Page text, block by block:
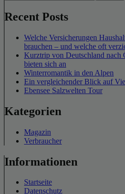
Recent Posts
Welche Versicherungen
brauchen – und welche oft
Kurztrip von Deutschland nach
bieten sich an
Winterromantik in den Alpen
Ein vergleichender Blick auf
Ebensee Salzwelten Tour
Kategorien
Magazin
Verbraucher
Informationen
Startseite
Datenschutz